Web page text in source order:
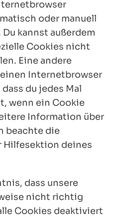
oder manuell
kannst außerdem
Cookies nicht
Eine andere
Internetbrowser
du jedes Mal
wenn ein Cookie
Information über
beachte die
Hilfesektion deines
dass unsere
nicht richtig
Cookies deaktiviert